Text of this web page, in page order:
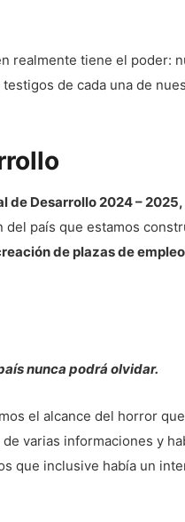
realmente tiene el poder:
de cada una de
de Desarrollo 2024 – 2025,
del país que estamos
de plazas de
nunca podrá olvidar.
el alcance del horror
varias informaciones y
que inclusive había un